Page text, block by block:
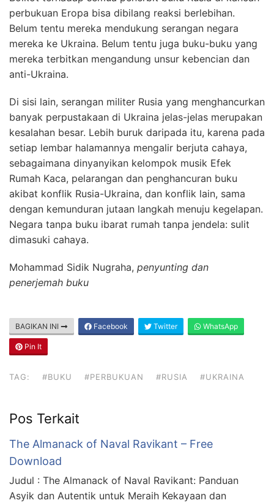
perbukuan Eropa bisa dibilang reaksi berlebihan.
Belum tentu mereka mendukung serangan negara
mereka ke Ukraina. Belum tentu juga buku-buku yang
mereka terbitkan mengandung unsur kebencian dan
anti-Ukraina.
Di sisi lain, serangan militer Rusia yang menghancurkan
banyak perpustakaan di Ukraina jelas-jelas merupakan
kesalahan besar. Lebih buruk daripada itu, karena pada
setiap lembar halamannya mengalir berjuta cahaya,
sebagaimana dinyanyikan kelompok musik Efek
Rumah Kaca, pelarangan dan penghancuran buku
akibat konflik Rusia-Ukraina, dan konflik lain, sama
dengan kemunduran jutaan langkah menuju kegelapan.
Negara tanpa buku ibarat rumah tanpa jendela: sulit
dimasuki cahaya.
Mohammad Sidik Nugraha, penyunting dan
penerjemah buku
BAGIKAN INI Facebook Twitter WhatsApp
Pin It
TAG: #BUKU #PERBUKUAN #RUSIA #UKRAINA
Pos Terkait
The Almanack of Naval Ravikant – Free
Download
Judul : The Almanack of Naval Ravikant: Panduan
Asyik dan Autentik untuk Meraih Kekayaan dan